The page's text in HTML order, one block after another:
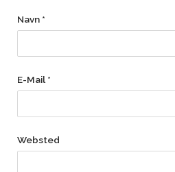
Navn *
E-Mail *
Websted